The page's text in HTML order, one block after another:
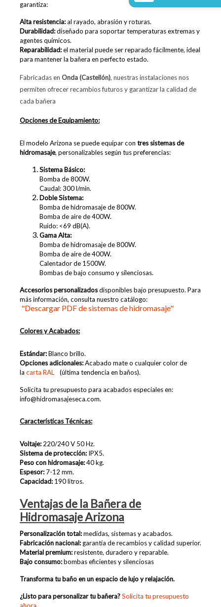
garantiza:
Alta resistencia:al rayado, abrasión y roturas.
Durabilidad:diseñado para soportar temperaturas extremas y
agentes químicos.
Reparabilidad:el material puede ser reparado fácilmente, ideal
para mantener la bañera en perfecto estado.
Fabricadas en Onda (Castellón), nuestras instalaciones nos
permiten ofrecer recambios futuros y garantizar la calidad de
cada bañera
Opciones de Equipamiento:
El modelo Arizona se puede equipar con tres sistemas de
hidromasaje, personalizables según tus preferencias:
Sistema Básico:
Bomba de 800W.
Caudal: 300 l/min.
Doble Sistema:
Bomba de hidromasaje de 800W.
Bomba de aire de 400W.
Ruido: <69 dB(A).
Gama Alta:
Bomba de hidromasaje de 800W.
Bomba de aire de 400W.
Calentador de 1500W.
Bombas de bajo consumo y silenciosas.
Accesorios personalizadosdisponibles bajo presupuesto. Para
más información, consulta nuestro catálogo:
"Descargar PDF de sistemas de hidromasaje"
Colores y Acabados:
Estándar:Blanco brillo.
Opciones adicionales:Acabado mate o cualquier color de
la carta RAL (última tendencia en baños).
Solicita tu presupuesto para acabados especiales en:
info@hidromasajeseca.com.
Características Técnicas:
Voltaje:220/240 V 50 Hz.
Sistema de protección: IPX5.
Peso con hidromasaje:40 kg.
Espesor: 7-12 mm.
Capacidad: 190 litros.
Ventajas de la Bañera de
Hidromasaje Arizona
Personalización total:medidas, sistemas y acabados.
Fabricación nacional:garantía de recambios y calidad superior.
Material premium:resistente, duradero y reparable.
Bajo consumo:bombas eficientes y silenciosas
Transforma tu baño en un espacio de lujo y relajación.
¿Listo para personalizar tu bañera?Solicita tu presupuesto